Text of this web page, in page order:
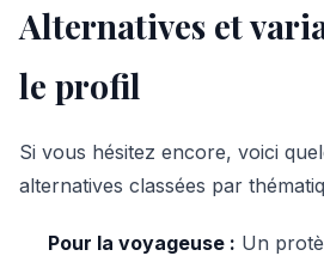
Alternatives et
le profil
Si vous hésitez encore, voici
alternatives classées par
Pour la voyageuse : Un